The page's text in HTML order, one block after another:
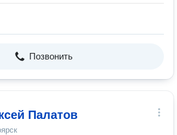
Позвонить
Палатов